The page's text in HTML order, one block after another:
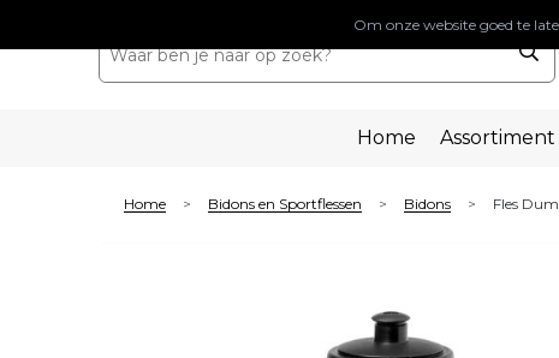
Home Assortiment
Home > Bidons en Sportflessen > Bidons > Fles
Om onze website goed te